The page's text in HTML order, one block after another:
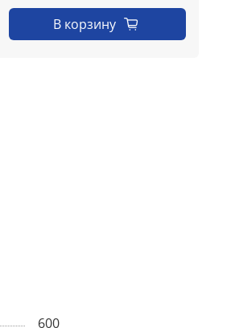
В корзину
600